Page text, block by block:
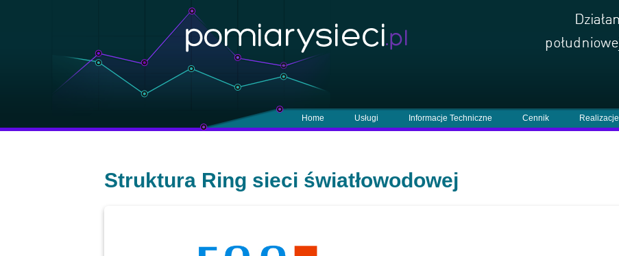
Home Usługi Informacje Techniczne Cennik Realizacje
Struktura Ring sieci światłowodowej